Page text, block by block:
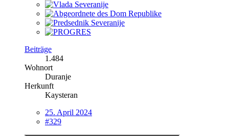
Beiträge
1.484
Wohnort
Duranje
Herkunft
Kaysteran
25. April 2024
#329